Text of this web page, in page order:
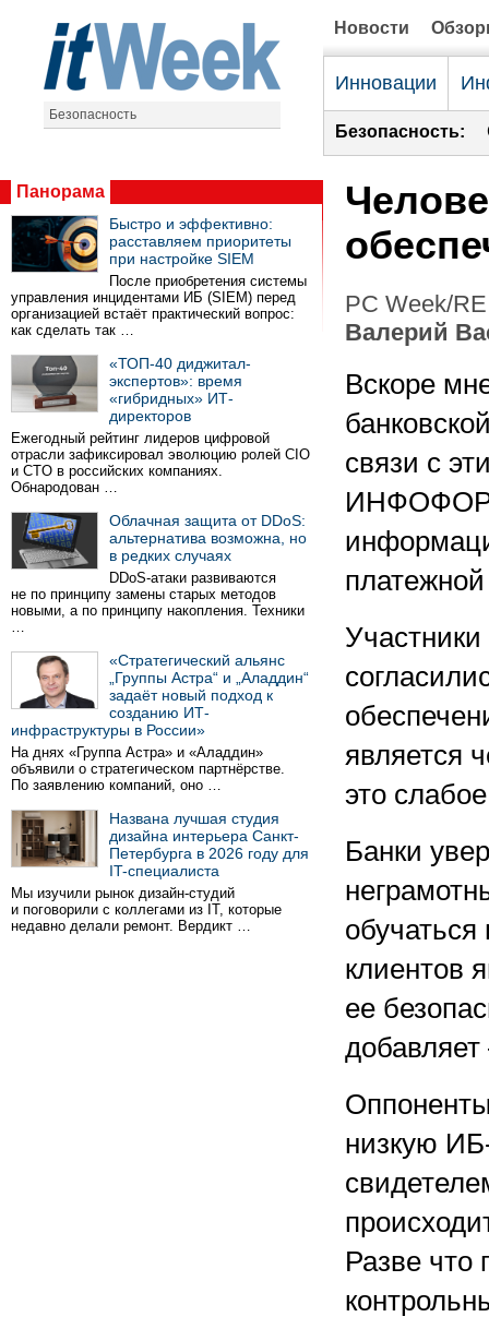
Безопасность
Новости
Инновации
Безопасность:
Панорама
Быстро и эффективно:
расставляем приоритеты
при настройке SIEM
После приобретения системы
управления инцидентами ИБ (SIEM) перед
организацией встаёт практический вопрос:
как сделать так …
«ТОП-40 диджитал-
экспертов»: время
«гибридных» ИТ-
директоров
Ежегодный рейтинг лидеров цифровой
отрасли зафиксировал эволюцию ролей CIO
и CTO в российских компаниях.
Обнародован …
Облачная защита от DDoS:
альтернатива возможна, но
в редких случаях
DDoS-атаки развиваются
не по принципу замены старых методов
новыми, а по принципу накопления. Техники
…
«Стратегический альянс
„Группы Астра“ и „Аладдин“
задаёт новый подход к
созданию ИТ-
инфраструктуры в России»
На днях «Группа Астра» и «Аладдин»
объявили о стратегическом партнёрстве.
По заявлению компаний, оно …
Названа лучшая студия
дизайна интерьера Санкт-
Петербурга в 2026 году для
IT-специалиста
Мы изучили рынок дизайн-студий
и поговорили с коллегами из IT, которые
недавно делали ремонт. Вердикт …
PC Week/
Валерий
Вскоре
связи с
является
это
Банки
клиентов
ее
низкую
Разве что